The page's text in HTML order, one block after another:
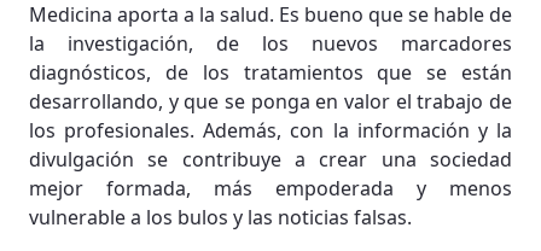
Medicina aporta a la salud. Es bueno que se hable de
la investigación, de los nuevos marcadores
diagnósticos, de los tratamientos que se están
desarrollando, y que se ponga en valor el trabajo de
los profesionales. Además, con la información y la
divulgación se contribuye a crear una sociedad
mejor formada, más empoderada y menos
vulnerable a los bulos y las noticias falsas.